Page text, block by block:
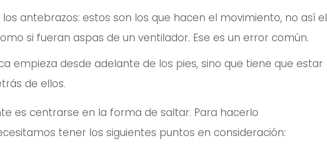
los antebrazos: estos son los que hacen el movimiento, no así el
si fueran aspas de un ventilador. Ese es un error común.
empieza desde adelante de los pies, sino que tiene que estar
de ellos.
es centrarse en la forma de saltar. Para hacerlo
tener los siguientes puntos en consideración: